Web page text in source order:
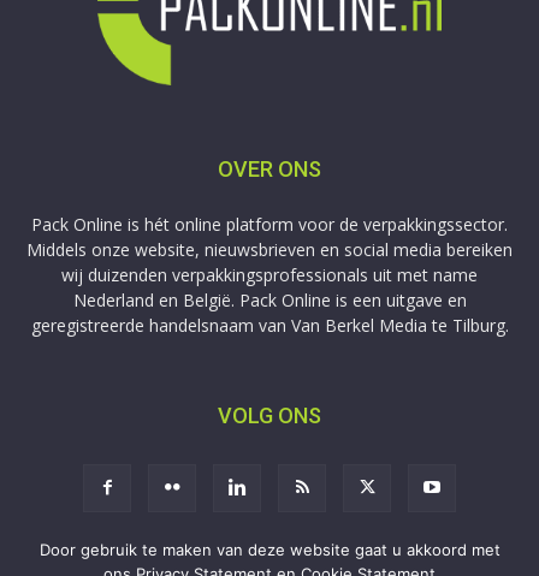
OVER ONS
Pack Online is hét online platform voor de verpakkingssector.
Middels onze website, nieuwsbrieven en social media bereiken
wij duizenden verpakkingsprofessionals uit met name
Nederland en België. Pack Online is een uitgave en
geregistreerde handelsnaam van Van Berkel Media te Tilburg.
VOLG ONS
Door gebruik te maken van deze website gaat u akkoord met